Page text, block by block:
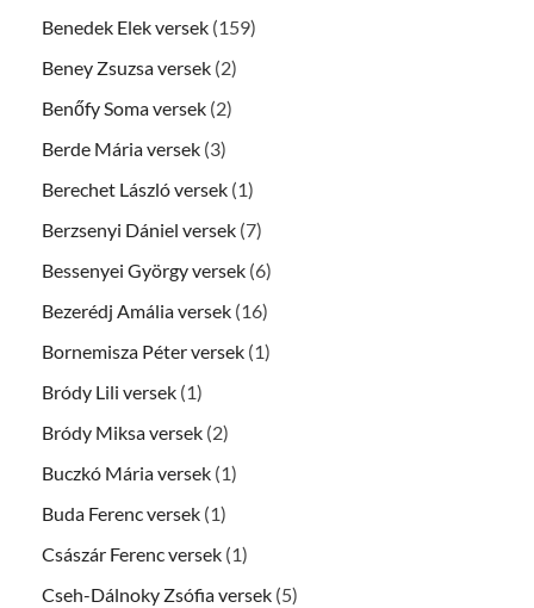
Benedek Elek versek (159)
Beney Zsuzsa versek (2)
Benőfy Soma versek (2)
Berde Mária versek (3)
Berechet László versek (1)
Berzsenyi Dániel versek (7)
Bessenyei György versek (6)
Bezerédj Amália versek (16)
Bornemisza Péter versek (1)
Bródy Lili versek (1)
Bródy Miksa versek (2)
Buczkó Mária versek (1)
Buda Ferenc versek (1)
Császár Ferenc versek (1)
Cseh-Dálnoky Zsófia versek (5)